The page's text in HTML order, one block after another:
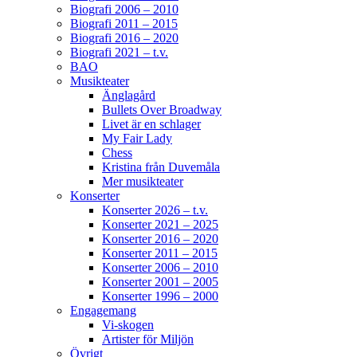
Ticketmaster.se. Välkomna! / Helen
129 7 4
Helen Sjöholm
3 months ago
Fler biljetter släppta. Vi ses i Näsåker den 15
augusti.
861 10
Helen Sjöholm
3 months ago
JOJJE
Det är fortfarande helt overkligt att du är borta.
Jag fattar inte ... vi jobbade ju ihop bara några
Biografi 2006 – 2010
Biografi 2011 – 2015
Biografi 2016 – 2020
Biografi 2021 – t.v.
BAO
Musikteater
Änglagård
Bullets Over Broadway
Livet är en schlager
My Fair Lady
Chess
Kristina från Duvemåla
Mer musikteater
Konserter
Konserter 2026 – t.v.
Konserter 2021 – 2025
Konserter 2016 – 2020
Konserter 2011 – 2015
Konserter 2006 – 2010
Konserter 2001 – 2005
Konserter 1996 – 2000
Engagemang
Vi-skogen
Artister för Miljön
Övrigt